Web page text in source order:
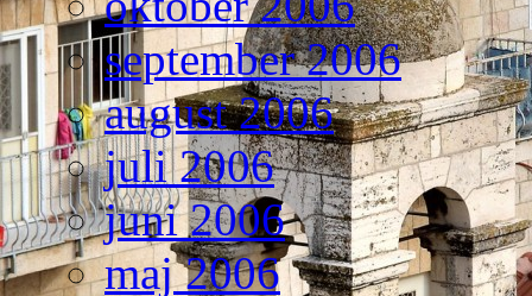
september 2006
august 2006
juli 2006
juni 2006
maj 2006